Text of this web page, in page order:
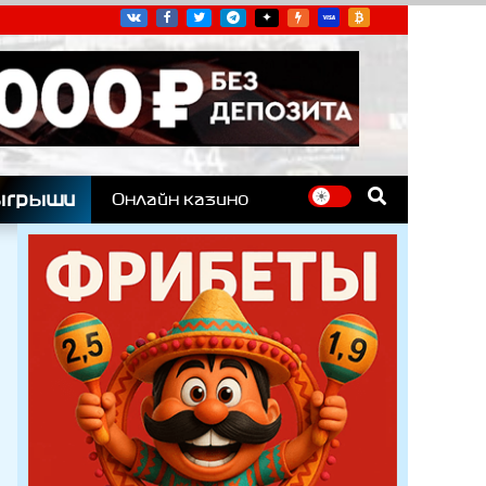
гоночных серий
Онлайн казино